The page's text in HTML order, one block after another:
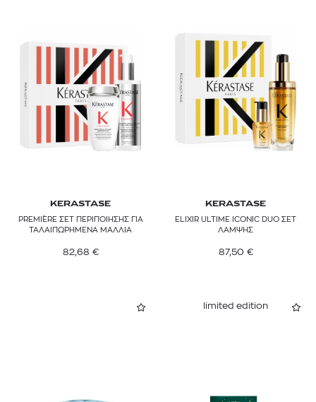
KERASTASE
PREMIÈRE ΣΕΤ ΠΕΡΙΠΟΙΗΣΗΣ ΓΙΑ
ΤΑΛΑΙΠΩΡΗΜΕΝΑ ΜΑΛΛΙΑ
82,68 €
KERASTASE
ELIXIR ULTIME ICONIC DUO ΣΕΤ
ΛΑΜΨΗΣ
87,50 €
limited edition